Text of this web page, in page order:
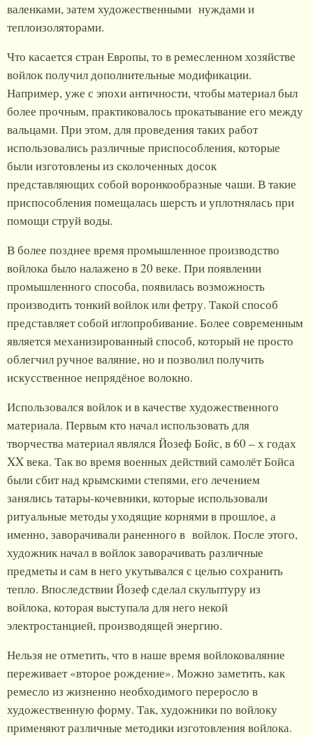
валенками, затем художественными нуждами и
теплоизоляторами.
Что касается стран Европы, то в ремесленном хозяйстве
войлок получил дополнительные модификации.
Например, уже с эпохи античности, чтобы материал был
более прочным, практиковалось прокатывание его между
вальцами. При этом, для проведения таких работ
использовались различные приспособления, которые
были изготовлены из сколоченных досок
представляющих собой воронкообразные чаши. В такие
приспособления помещалась шерсть и уплотнялась при
помощи струй воды.
В более позднее время промышленное производство
войлока было налажено в 20 веке. При появлении
промышленного способа, появилась возможность
производить тонкий войлок или фетру. Такой способ
представляет собой иглопробивание. Более современным
является механизированный способ, который не просто
облегчил ручное валяние, но и позволил получить
искусственное непрядёное волокно.
Использовался войлок и в качестве художественного
материала. Первым кто начал использовать для
творчества материал являлся Йозеф Бойс, в 60 – х годах
XX века. Так во время военных действий самолёт Бойса
были сбит над крымскими степями, его лечением
занялись татары-кочевники, которые использовали
ритуальные методы уходящие корнями в прошлое, а
именно, заворачивали раненного в войлок. После этого,
художник начал в войлок заворачивать различные
предметы и сам в него укутывался с целью сохранить
тепло. Впоследствии Йозеф сделал скульптуру из
войлока, которая выступала для него некой
электростанцией, производящей энергию.
Нельзя не отметить, что в наше время войлоковаляние
переживает «второе рождение». Можно заметить, как
ремесло из жизненно необходимого переросло в
художественную форму. Так, художники по войлоку
применяют различные методики изготовления войлока.